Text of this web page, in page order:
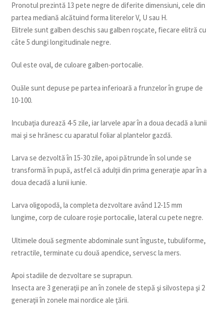
Pronotul prezintă 13 pete negre de diferite dimensiuni, cele din
partea mediană alcătuind forma literelor V, U sau H.
Elitrele sunt galben deschis sau galben roşcate, fiecare elitră cu
câte 5 dungi longitudinale negre.
Oul este oval, de culoare galben-portocalie.
Ouăle sunt depuse pe partea inferioară a frunzelor în grupe de
10-100.
Incubaţia durează 4-5 zile, iar larvele apar în a doua decadă a lunii
mai şi se hrănesc cu aparatul foliar al plantelor gazdă.
Larva se dezvoltă în 15-30 zile, apoi pătrunde în sol unde se
transformă în pupă, astfel că adulţii din prima generaţie apar în a
doua decadă a lunii iunie.
Larva oligopodă, la completa dezvoltare având 12-15 mm
lungime, corp de culoare roşie portocalie, lateral cu pete negre.
Ultimele două segmente abdominale sunt înguste, tubuliforme,
retractile, terminate cu două apendice, servesc la mers.
Apoi stadiile de dezvoltare se suprapun.
Insecta are 3 generaţii pe an în zonele de stepă şi silvostepa şi 2
generaţii în zonele mai nordice ale ţării.